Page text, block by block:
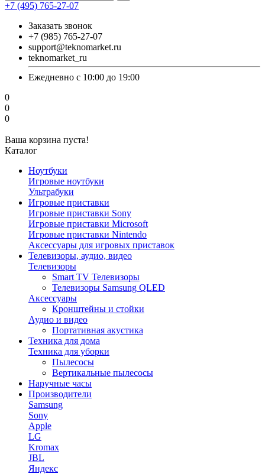
+7 (495) 765-27-07
Заказать звонок
+7 (985) 765-27-07
support@teknomarket.ru
teknomarket_ru
Ежедневно с 10:00 до 19:00
0
0
0
Ваша корзина пуста!
Каталог
Ноутбуки
Игровые ноутбуки
Ультрабуки
Игровые приставки
Игровые приставки Sony
Игровые приставки Microsoft
Игровые приставки Nintendo
Аксессуары для игровых приставок
Телевизоры, аудио, видео
Телевизоры
Smart TV Телевизоры
Телевизоры Samsung QLED
Аксессуары
Кронштейны и стойки
Аудио и видео
Портативная акустика
Техника для дома
Техника для уборки
Пылесосы
Вертикальные пылесосы
Наручные часы
Производители
Samsung
Sony
Apple
LG
Kromax
JBL
Яндекс